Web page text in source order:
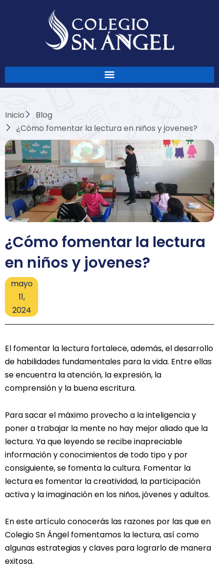
Inicio
Blog
¿Cómo fomentar la lectura en niños y jovenes?
¿Cómo fomentar la lectura
en niños y jovenes?
mayo
11,
2024
El fomentar la lectura fortalece, además, el desarrollo
de habilidades fundamentales para la vida. Entre ellas
se encuentra la atención, la expresión, la
comprensión y la buena escritura.
Para sacar el máximo provecho a la inteligencia y
poner a trabajar la mente no hay mejor aliado que la
lectura. Ya que leyendo se recibe inapreciable
información y conocimientos de todo tipo y por
consiguiente, se fomenta la cultura. Fomentar la
lectura es fomentar la creatividad, la participación
activa y la imaginación en los niños, jóvenes y adultos.
En este artículo conocerás las razones por las que en
Colegio Sn Ángel fomentamos la lectura, así como
algunas estrategias y claves para lograrlo de manera
exitosa.